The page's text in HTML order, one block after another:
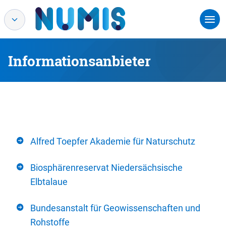
Informationsanbieter
Alfred Toepfer Akademie für Naturschutz
Biosphärenreservat Niedersächsische
Elbtalaue
Bundesanstalt für Geowissenschaften und
Rohstoffe